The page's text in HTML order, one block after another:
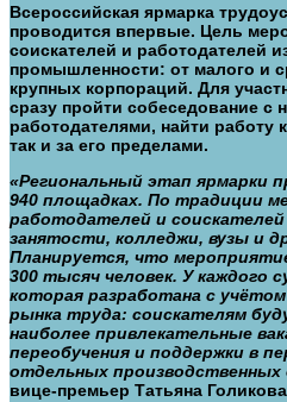
Всероссийская ярмарка
проводится впервые. Цель
соискателей и работодателей
промышленности: от малого и
крупных корпораций. Для
сразу пройти собеседование с
работодателями, найти работу
так и за его пределами.
«Региональный этап ярмарки
940 площадках. По традиции
работодателей и
занятости, колледжи, вузы и
Планируется, что
300 тысяч человек. У каждого
которая разработана с
рынка труда: соискателям
наиболее привлекательные
переобучения и поддержки в
отдельных производственных
вице-премьер Татьяна